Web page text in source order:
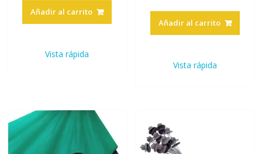
Añadir al carrito
Vista rápida
Añadir al carrito
Vista rápida